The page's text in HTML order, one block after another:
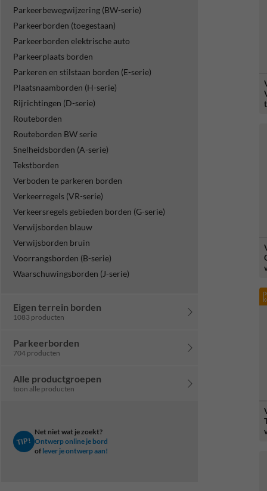
Parkeerbewegwijzering (BW-serie)
Parkeerborden (toegestaan)
Parkeerborden elektrische auto
Parkeerplaats borden
Parkeren en stilstaan borden (E-serie)
Plaatsnaamborden (H-serie)
Rijrichtingen (D-serie)
Routeborden
Routeborden BW serie
Snelheidsborden (A-serie)
Tekstborden
Verboden te parkeren borden
Verkeerregels (VR-serie)
Verkeersregels gebieden borden (G-serie)
Verwijsborden blauw
Verwijsborden bruin
Voorrangsborden (B-serie)
Waarschuwingsborden (J-serie)
Eigen terrein borden
1083 producten
Parkeerborden
704 producten
Alle productgroepen
toon alle producten
TIP!
Net niet wat je zoekt?
Ontwerp online je bord
of lever je ontwerp aan!